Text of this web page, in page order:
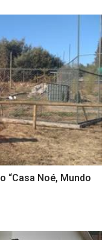
“Casa Noé, Mundo